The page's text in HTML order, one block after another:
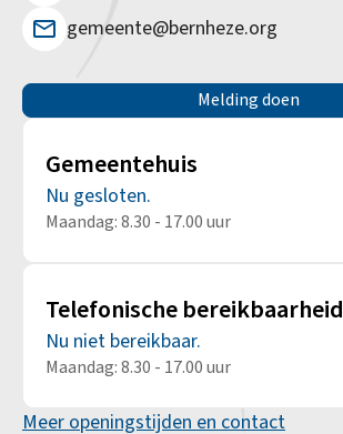
gemeente@bernheze.org
Melding doen
Gemeentehuis
Nu gesloten.
Maandag: 8.30 - 17.00 uur
Telefonische bereikbaarheid
Nu niet bereikbaar.
Maandag: 8.30 - 17.00 uur
Meer openingstijden en contact